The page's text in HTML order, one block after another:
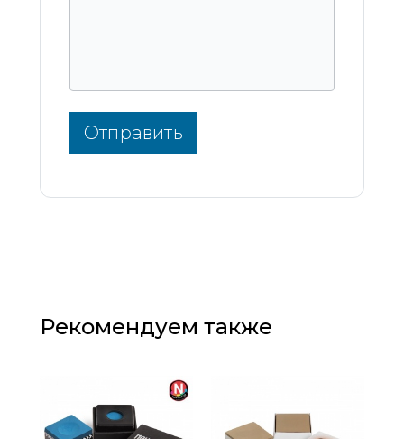
Отправить
Рекомендуем также